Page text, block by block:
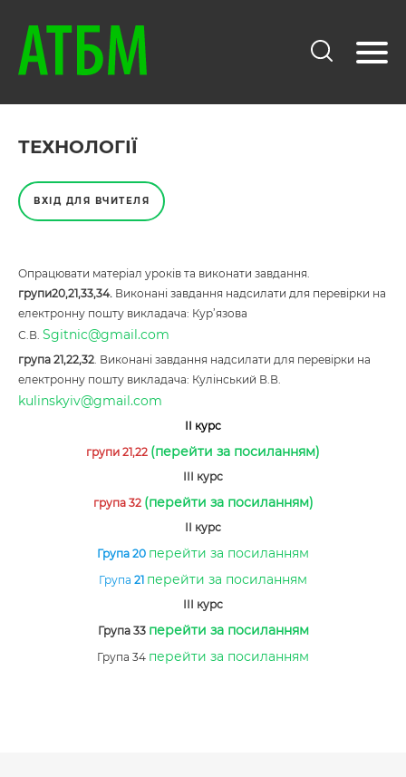
ТЕХНОЛОГІЇ
ВХІД ДЛЯ ВЧИТЕЛЯ
Опрацювати матеріал уроків та виконати завдання.
групи20,21,33,34. Виконані завдання надсилати для перевірки на
електронну пошту викладача: Кур’язова
С.В. Sgitnic@gmail.com
група 21,22,32. Виконані завдання надсилати для перевірки на
електронну пошту викладача: Кулінський В.В.
kulinskyiv@gmail.com
ІІ курс
групи 21,22 (перейти за посиланням)
ІІІ курс
група 32 (перейти за посиланням)
ІІ курс
Група 20 перейти за посиланням
Група 21 перейти за посиланням
ІІІ курс
Група 33 перейти за посиланням
Група 34 перейти за посиланням